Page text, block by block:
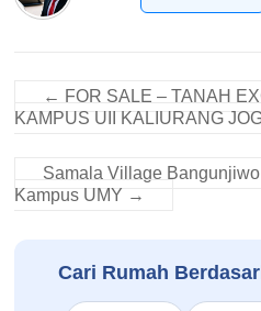
← FOR SALE – TANAH
KAMPUS UII KALIURANG
Samala Village
Kampus UMY →
Cari Rumah